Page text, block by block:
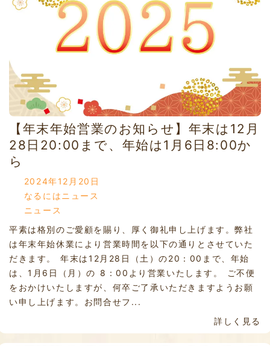
【年末年始営業のお知らせ】年末は12月
28日20:00まで、年始は1月6日8:00か
ら
2024年12月20日
なるにはニュース
ニュース
平素は格別のご愛顧を賜り、厚く御礼申し上げます。弊社
は年末年始休業により営業時間を以下の通りとさせていた
だきます。 年末は12月28日（土）の20：00まで、年始
は、1月6日（月）の 8：00より営業いたします。 ご不便
をおかけいたしますが、何卒ご了承いただきますようお願
い申し上げます。お問合せフ...
詳しく見る